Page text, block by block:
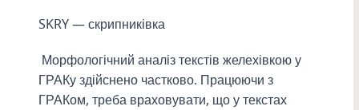
SKRY — скрипниківка
Морфологічний аналіз текстів желехівкою у
ГРАКу здійснено частково. Працюючи з
ГРАКом, треба враховувати, що у текстах